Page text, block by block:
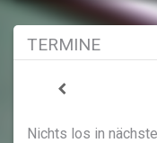
TERMINE
Nichts los in